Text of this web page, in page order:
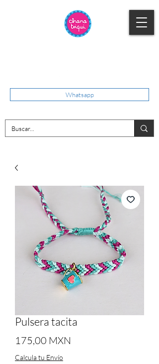
Whatsapp
Pulsera tacita
175,00 MXN
Calcula tu Envío